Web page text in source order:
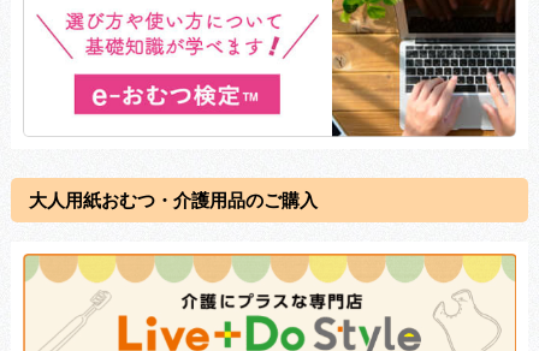
大人用紙おむつ・介護用品のご購入